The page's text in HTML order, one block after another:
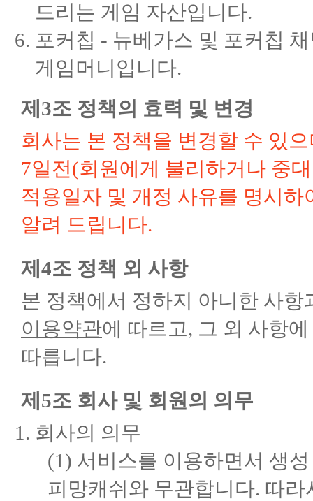
드리는 게임 자산입니다.
포커칩 - 뉴베가스 및 포커칩
게임머니입니다.
제3조 정책의 효력 및 변경
회사는 본 정책을 변경할 수 있
7일전(회원에게 불리하거나 중
적용일자 및 개정 사유를 명시
알려 드립니다.
제4조 정책 외 사항
본 정책에서 정하지 아니한 사
이용약관에 따르고, 그 외 사항
따릅니다.
제5조 회사 및 회원의 의무
회사의 의무
(1) 서비스를 이용하면서 생
피망캐쉬와 무관합니다. 따